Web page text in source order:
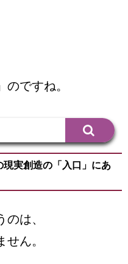
ですね。
実創造の「入口」にあ
は、
ん。